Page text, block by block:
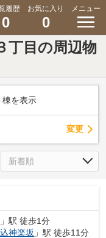
履歴
0
お気に入り
0
メニュー
丁目の周辺物
棟を表示
変更
」駅 徒歩1分
神楽坂 」駅 徒歩11分